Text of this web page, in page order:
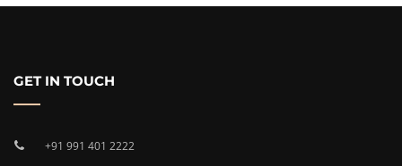
GET IN TOUCH
+91 991 401 2222